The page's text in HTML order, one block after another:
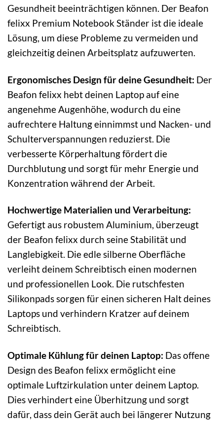
Gesundheit beeinträchtigen können. Der Beafon
felixx Premium Notebook Ständer ist die ideale
Lösung, um diese Probleme zu vermeiden und
gleichzeitig deinen Arbeitsplatz aufzuwerten.
Ergonomisches Design für deine Gesundheit: Der
Beafon felixx hebt deinen Laptop auf eine
angenehme Augenhöhe, wodurch du eine
aufrechtere Haltung einnimmst und Nacken- und
Schulterverspannungen reduzierst. Die
verbesserte Körperhaltung fördert die
Durchblutung und sorgt für mehr Energie und
Konzentration während der Arbeit.
Hochwertige Materialien und Verarbeitung:
Gefertigt aus robustem Aluminium, überzeugt
der Beafon felixx durch seine Stabilität und
Langlebigkeit. Die edle silberne Oberfläche
verleiht deinem Schreibtisch einen modernen
und professionellen Look. Die rutschfesten
Silikonpads sorgen für einen sicheren Halt deines
Laptops und verhindern Kratzer auf deinem
Schreibtisch.
Optimale Kühlung für deinen Laptop: Das offene
Design des Beafon felixx ermöglicht eine
optimale Luftzirkulation unter deinem Laptop.
Dies verhindert eine Überhitzung und sorgt
dafür, dass dein Gerät auch bei längerer Nutzung